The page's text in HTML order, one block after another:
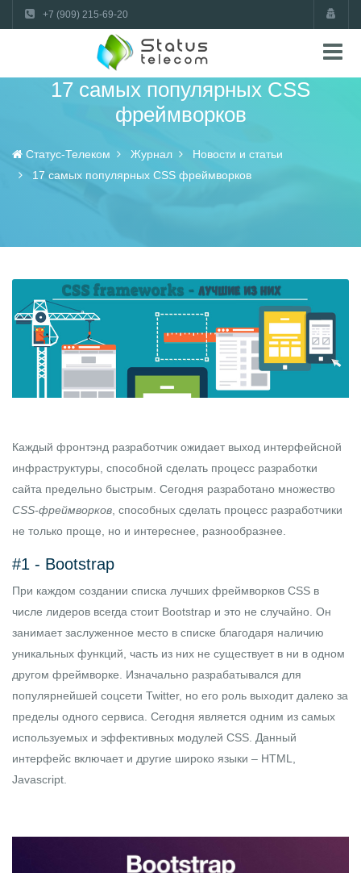
+7 (909) 215-69-20
17 самых популярных CSS
фреймворков
Статус-Телеком Журнал
Новости и статьи
17 самых популярных CSS фреймворков
Каждый фронтэнд разработчик ожидает выход интерфейсной
инфраструктуры, способной сделать процесс разработки
сайта предельно быстрым. Сегодня разработано множество
CSS-фреймворков , способных сделать процесс разработчики
не только проще, но и интереснее, разнообразнее.
#1 - Bootstrap
При каждом создании списка лучших фреймворков CSS в
числе лидеров всегда стоит Bootstrap и это не случайно. Он
занимает заслуженное место в списке благодаря наличию
уникальных функций, часть из них не существует в ни в одном
другом фреймворке. Изначально разрабатывался для
популярнейшей соцсети Twitter, но его роль выходит далеко за
пределы одного сервиса. Сегодня является одним из самых
используемых и эффективных модулей CSS. Данный
интерфейс включает и другие широко языки – HTML
Javascript